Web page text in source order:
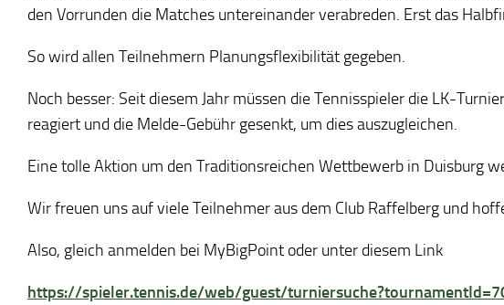
den Vorrunden die Matches untereinander verabreden. Erst das
So wird allen Teilnehmern Planungsflexibilität gegeben.
Noch besser: Seit diesem Jahr müssen die Tennisspieler die LK-
reagiert und die Melde-Gebühr gesenkt, um dies auszugleichen.
Eine tolle Aktion um den Traditionsreichen Wettbewerb in Duisburg
Wir freuen uns auf viele Teilnehmer aus dem Club Raffelberg und
Also, gleich anmelden bei MyBigPoint oder unter diesem Link
https://spieler.tennis.de/web/guest/